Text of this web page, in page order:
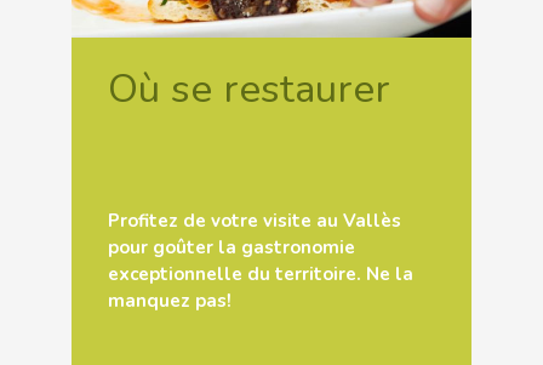
Où se restaurer
Profitez de votre visite au Vallès
pour goûter la gastronomie
exceptionnelle du territoire. Ne la
manquez pas!